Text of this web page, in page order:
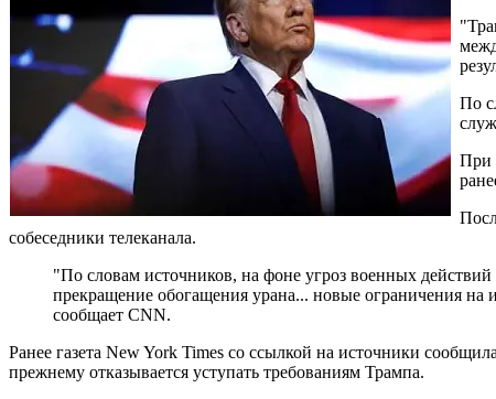
По
При
собеседники телеканала.
"По словам источников, на фоне угроз военных
прекращение обогащения урана... новые ограничения
сообщает CNN.
Ранее газета New York Times со ссылкой на источники
прежнему отказывается уступать требованиям Трампа.